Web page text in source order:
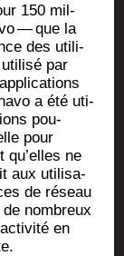
150 mil­
— que la
des uti­li­
par
a été uti­
pou­
pour
qu’elles ne
aux uti­li­sa­
de réseau
nom­breux
en